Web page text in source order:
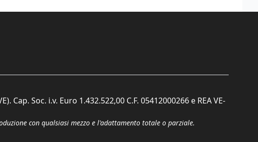
Soc. i.v. Euro 1.432.522,00 C.F. 05412000266 e REA VE-
con qualsiasi mezzo e l'adattamento totale o parziale.